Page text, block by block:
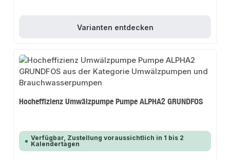
Varianten entdecken
Hocheffizienz Umwälzpumpe Pumpe ALPHA2 GRUNDFOS
Verfügbar, Zustellung voraussichtlich in 1 bis 2
Kalendertagen